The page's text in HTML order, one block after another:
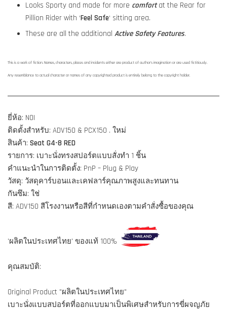
Looks Sporty and made for more comfort at the Rear for
Pillion Rider with ‘Feel Safe‘ sitting area.
These are all the additional Active Safety Features.
This is a work of fiction. Names, characters, places and incidents either are product of author's imagination or are used fictitiously.
Any resemblance to actual character or names of any copyrighted product is entirely belong to the copyright holder.
ยี่ห้อ: NOI
ติดตั้งสำหรับ: ADV150 & PCX150 . ใหม่
สินค้า: Seat G4-8 RED
รายการ: เบาะนั่งทรงสปอร์ตแบบสั่งทำ 1 ชิ้น
คำแนะนำในการติดตั้ง: PnP – Plug & Play
วัสดุ: วัสดุคาร์บอนและเคฟลาร์คุณภาพสูงและทนทาน
กันซึม: ใช่
สี: ADV150 สีโรงงานหรือสีที่กำหนดเองตามคำสั่งซื้อของคุณ
'ผลิตในประเทศไทย' ของแท้ 100%
คุณสมบัติ:
Original Product "ผลิตในประเทศไทย"
เบาะนั่งแบบสปอร์ตที่ออกแบบมาเป็นพิเศษสำหรับการขี่ผจญภัย